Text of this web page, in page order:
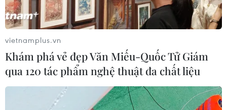
vietnamplus.vn
Khám phá vẻ đẹp Văn Miếu-Quốc Tử Giám
qua 120 tác phẩm nghệ thuật đa chất liệu